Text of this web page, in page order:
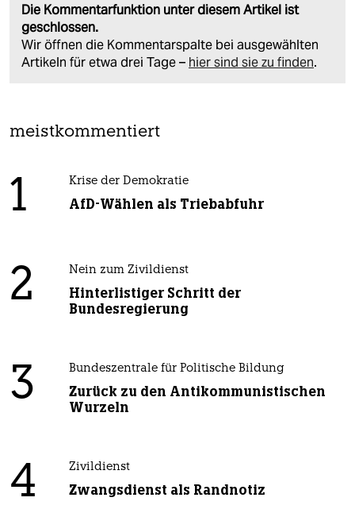
Die Kommentarfunktion unter diesem Artikel ist
geschlossen.
Wir öffnen die Kommentarspalte bei ausgewählten
Artikeln für etwa drei Tage – hier sind sie zu finden.
meistkommentiert
1 Krise der Demokratie
AfD-Wählen als Triebabfuhr
2 Nein zum Zivildienst
Hinterlistiger Schritt der
Bundesregierung
3 Bundeszentrale für Politische Bildung
Zurück zu den Antikommunistischen
Wurzeln
4 Zivildienst
Zwangsdienst als Randnotiz